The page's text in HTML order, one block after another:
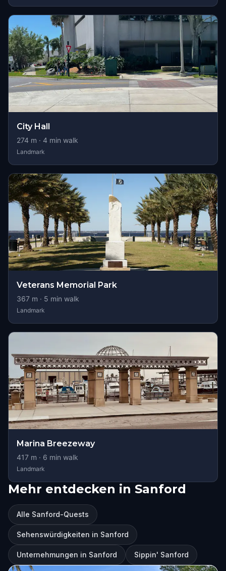
City Hall
274 m · 4 min walk
Landmark
Veterans Memorial Park
367 m · 5 min walk
Landmark
Marina Breezeway
417 m · 6 min walk
Landmark
Mehr entdecken in Sanford
Alle Sanford-Quests
Sehenswürdigkeiten in Sanford
Unternehmungen in Sanford Sippin' Sanford